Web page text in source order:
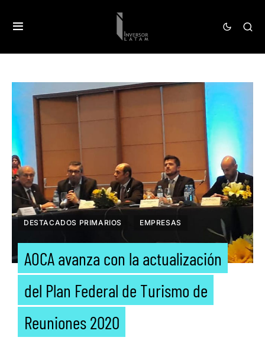
DESTACADOS PRIMARIOS EMPRESAS
AOCA avanza con la actualización
del Plan Federal de Turismo de
Reuniones 2020